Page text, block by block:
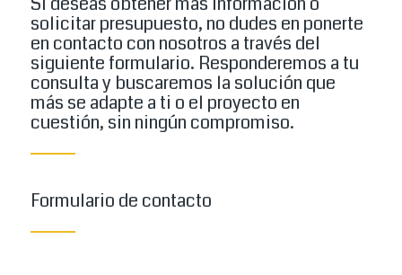
solicitar presupuesto, no dudes en ponerte
en contacto con nosotros a través del
siguiente formulario. Responderemos a tu
consulta y buscaremos la solución que
más se adapte a ti o el proyecto en
cuestión, sin ningún compromiso.
Formulario de contacto